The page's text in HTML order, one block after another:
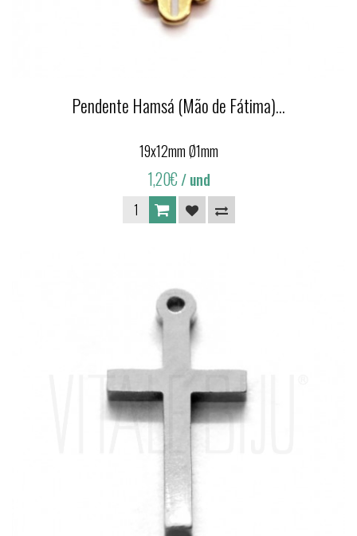
Pendente Hamsá (Mão de Fátima)...
19x12mm Ø1mm
1,20€/ und